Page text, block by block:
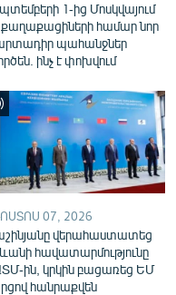
1-ից Մոսկվայում
համար նոր
պահանջներ
ինչ է փոխվում
07, 2026
վերահաստատեց
հավատարմությունը
ին, կրկին բացառեց ԵՄ
հանրաքվեն